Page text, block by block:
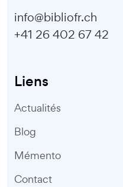
info@bibliofr.ch
+41 26 402 67 42
Liens
Actualités
Blog
Mémento
Contact